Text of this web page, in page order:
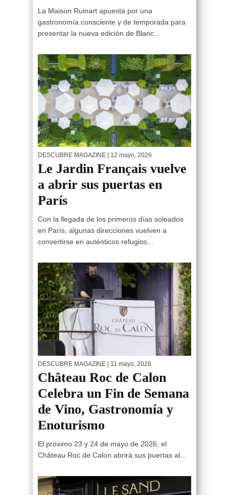
La Maison Ruinart apuesta por una
gastronomía consciente y de temporada para
presentar la nueva edición de Blanc...
DESCUBRE MAGAZINE | 12 mayo, 2026
Le Jardin Français vuelve
a abrir sus puertas en
París
Con la llegada de los primeros días soleados
en París, algunas direcciones vuelven a
convertirse en auténticos refugios...
DESCUBRE MAGAZINE | 11 mayo, 2026
Château Roc de Calon
Celebra un Fin de Semana
de Vino, Gastronomía y
Enoturismo
El próximo 23 y 24 de mayo de 2026, el
Château Roc de Calon abrirá sus puertas al...